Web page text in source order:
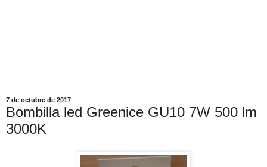
7 de octubre de 2017
Bombilla led Greenice GU10 7W 500 lm
3000K